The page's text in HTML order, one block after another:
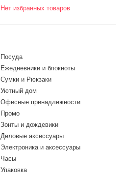
Нет избранных товаров
Посуда
Ежедневники и блокноты
Сумки и Рюкзаки
Уютный дом
Офисные принадлежности
Промо
Зонты и дождевики
Деловые аксессуары
Электроника и аксессуары
Часы
Упаковка